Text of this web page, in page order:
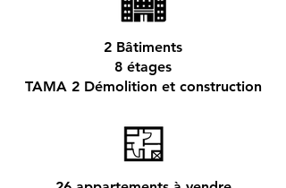
2 Bâtiments
8 étages
TAMA 2 Démolition et construction